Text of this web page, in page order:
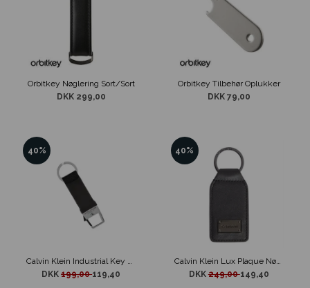
Orbitkey Nøglering Sort/Sort
DKK 299,00
Orbitkey Tilbehør Oplukker
DKK 79,00
40%
Calvin Klein Industrial Key Ring Nylon Nøglering
DKK199,00119,40
40%
Calvin Klein Lux Plaque Nøglering Sort
DKK249,00149,40